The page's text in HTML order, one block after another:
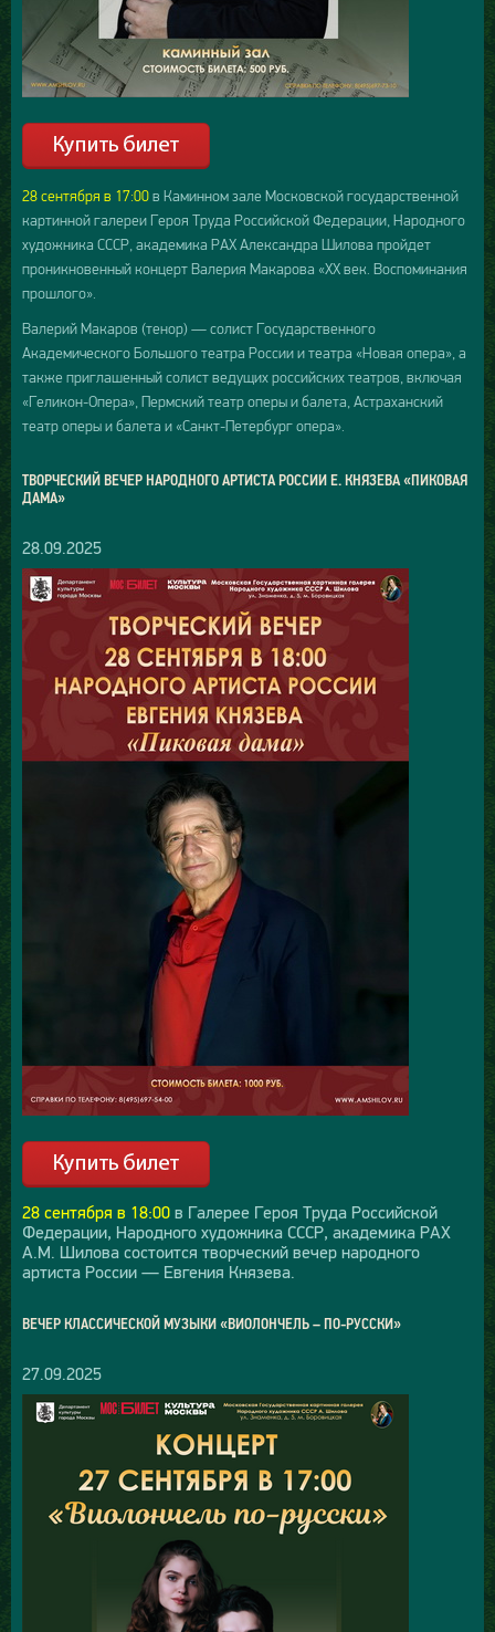
28 сентября в 17:00в Каминном зале Московской государственной
картинной галереи Героя Труда Российской Федерации, Народного
художника СССР, академика РАХ Александра Шилова пройдет
проникновенный концерт Валерия Макарова «XX век. Воспоминания
прошлого».
Валерий Макаров (тенор) — солист Государственного
Академического Большого театра России и театра «Новая опера», а
также приглашенный солист ведущих российских театров, включая
«Геликон-Опера», Пермский театр оперы и балета, Астраханский
театр оперы и балета и «Санкт-Петербург опера».
ТВОРЧЕСКИЙ ВЕЧЕР НАРОДНОГО АРТИСТА РОССИИ Е. КНЯЗЕВА «ПИКОВАЯ
ДАМА»
28.09.2025
28 сентября в 18:00 в Галерее Героя Труда Российской
Федерации, Народного художника СССР, академика РАХ
А.М. Шилова состоится творческий вечер народного
артиста России — Евгения Князева.
ВЕЧЕР КЛАССИЧЕСКОЙ МУЗЫКИ «ВИОЛОНЧЕЛЬ – ПО-РУССКИ»
27.09.2025